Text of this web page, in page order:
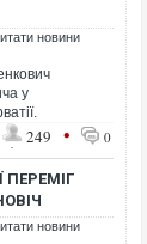
новини
у
249 • 0
ПЕРЕМІГ
новини